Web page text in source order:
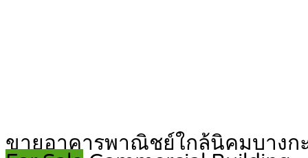
ขายอาคารพาณิชย์ใกล้นิคมบางก